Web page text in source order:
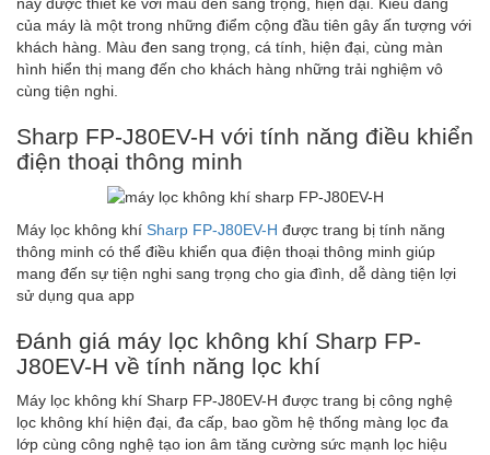
của máy là một trong những điểm cộng đầu tiên gây ấn tượng với
khách hàng. Màu đen sang trọng, cá tính, hiện đại, cùng màn
hình hiển thị mang đến cho khách hàng những trải nghiệm vô
cùng tiện nghi.
Sharp FP-J80EV-H với tính năng điều khiển
điện thoại thông minh
Máy lọc không khí Sharp FP-J80EV-H được trang bị tính năng
thông minh có thể điều khiển qua điện thoại thông minh giúp
mang đến sự tiện nghi sang trọng cho gia đình, dễ dàng tiện lợi
sử dụng qua app
Đánh giá máy lọc không khí Sharp FP-
J80EV-H về tính năng lọc khí
Máy lọc không khí Sharp FP-J80EV-H được trang bị công nghệ
lọc không khí hiện đại, đa cấp, bao gồm hệ thống màng lọc đa
lớp cùng công nghệ tạo ion âm tăng cường sức mạnh lọc hiệu